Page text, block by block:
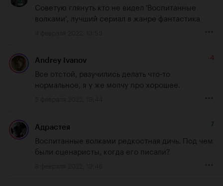
Советую глянуть кто не видел 'Воспитанные
волками', лучший сериал в жанре фантастика
Andrey Ivanov -4
Все отстой, разучились делать что-то
нормальное, я у же молчу про хорошее.
Адрастея 7
Воспитанные волками редкостная дичь. Под чем
были сценаристы, когда его писали?